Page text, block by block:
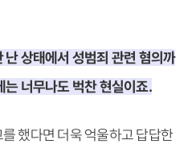
상태에서 성범죄 관련 혐의까
너무나도 벅찬 현실이죠.
했다면 더욱 억울하고 답답한